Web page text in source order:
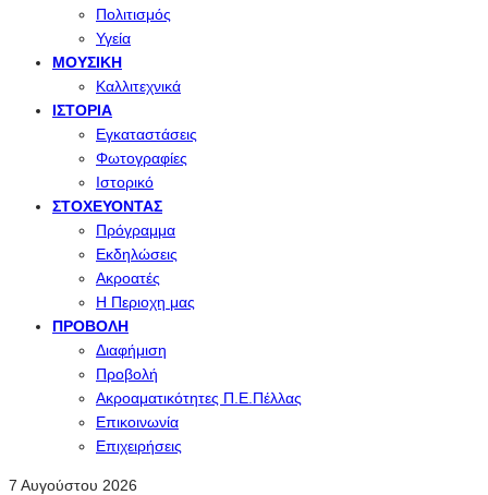
Πολιτισμός
Υγεία
ΜΟΥΣΙΚΉ
Καλλιτεχνικά
ΙΣΤΟΡΊΑ
Εγκαταστάσεις
Φωτογραφίες
Ιστορικό
ΣΤΟΧΕΎΟΝΤΑΣ
Πρόγραμμα
Εκδηλώσεις
Ακροατές
Η Περιοχη μας
ΠΡΟΒΟΛΉ
Διαφήμιση
Προβολή
Ακροαματικότητες Π.Ε.Πέλλας
Επικοινωνία
Επιχειρήσεις
7 Αυγούστου 2026